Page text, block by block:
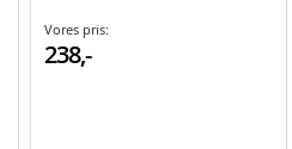
Vores pris:
238,-